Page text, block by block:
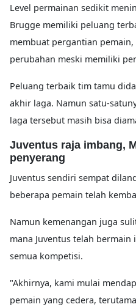
Level permainan sedikit
Brugge memiliki peluang
membuat pergantian
perubahan meski memiliki
Peluang terbaik tim tamu
akhir laga. Namun satu-
laga tersebut masih bisa
Juventus raja imbang,
penyerang
Juventus sendiri sempat
beberapa pemain telah
Namun kemenangan juga
mana Juventus telah
semua kompetisi.
"Akhirnya, kami mulai
pemain yang cedera,